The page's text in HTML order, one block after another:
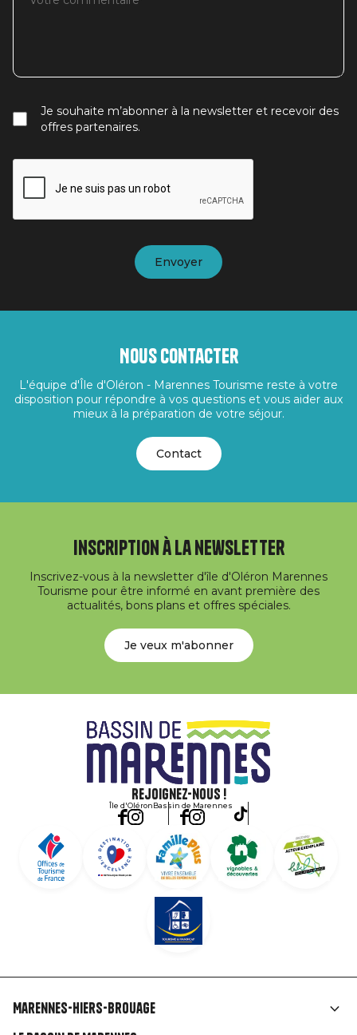
Je souhaite m’abonner à la newsletter et recevoir des
offres partenaires.
Nous contacter
L'équipe d'Île d'Oléron - Marennes Tourisme reste à votre
disposition pour répondre à vos questions et vous aider aux
mieux à la préparation de votre séjour.
Contact
Inscription à la newsletter
Inscrivez-vous à la newsletter d'île d'Oléron Marennes
Tourisme pour être informé en avant première des
actualités, bons plans et offres spéciales.
Je veux m'abonner
Rejoignez-nous !
Île d'OléronBassin de Marennes
Liens
Marennes-Hiers-Brouage